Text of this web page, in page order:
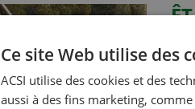
En
Ce site Web utilise des
ACSI utilise des cookies et des
aussi à des fins marketing,